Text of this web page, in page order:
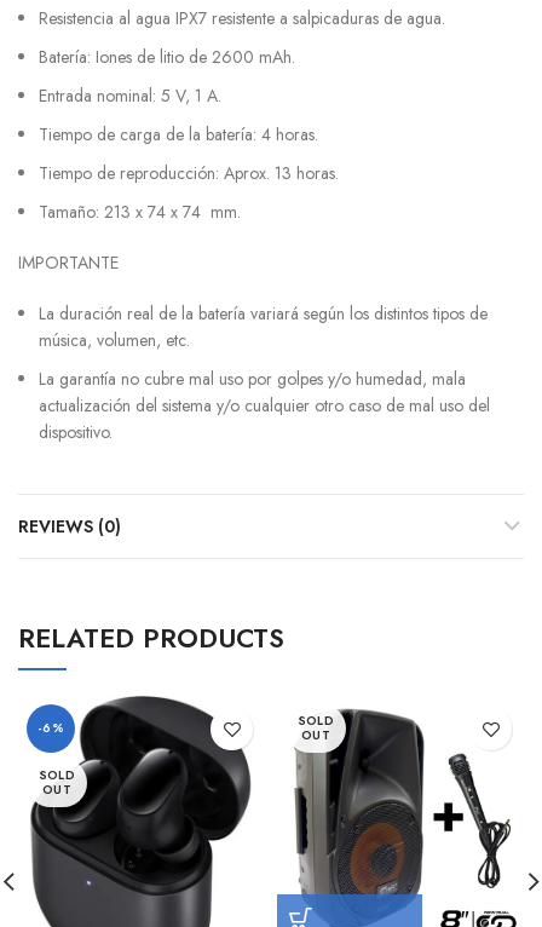
Resistencia al agua IPX7 resistente a salpicaduras de agua.
Batería: Iones de litio de 2600 mAh.
Entrada nominal: 5 V, 1 A.
Tiempo de carga de la batería: 4 horas.
Tiempo de reproducción: Aprox. 13 horas.
Tamaño: 213 x 74 x 74 mm.
IMPORTANTE
La duración real de la batería variará según los distintos tipos de
música, volumen, etc.
La garantía no cubre mal uso por golpes y/o humedad, mala
actualización del sistema y/o cualquier otro caso de mal uso del
dispositivo.
REVIEWS (0)
RELATED PRODUCTS
-6%
SOLD
OUT
SOLD
OUT